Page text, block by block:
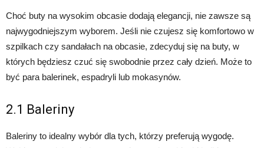
Choć buty na wysokim obcasie dodają elegancji, nie zawsze są
najwygodniejszym wyborem. Jeśli nie czujesz się komfortowo w
szpilkach czy sandałach na obcasie, zdecyduj się na buty, w
których będziesz czuć się swobodnie przez cały dzień. Może to
być para balerinek, espadryli lub mokasynów.
2.1 Baleriny
Baleriny to idealny wybór dla tych, którzy preferują wygodę.